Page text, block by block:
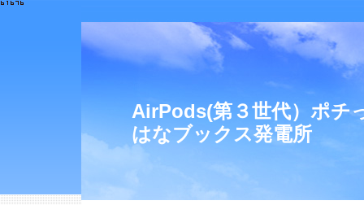
AirPods(第３世代）ポチ
はなブックス発電所